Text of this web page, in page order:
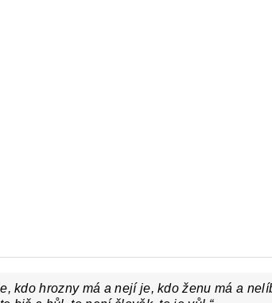
kdo hrozny má a nejí je, kdo ženu má a